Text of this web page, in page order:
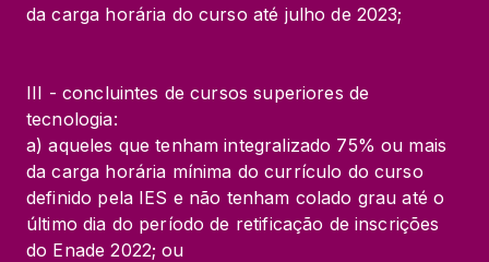
da carga horária do curso até julho de 2023;
III - concluintes de cursos superiores de
tecnologia:
a) aqueles que tenham integralizado 75% ou mais
da carga horária mínima do currículo do curso
definido pela IES e não tenham colado grau até o
último dia do período de retificação de inscrições
do Enade 2022; ou